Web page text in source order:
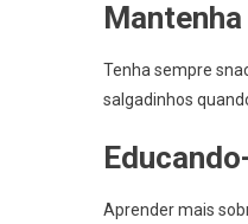
Tenha sempre
salgadinhos
Aprender mais